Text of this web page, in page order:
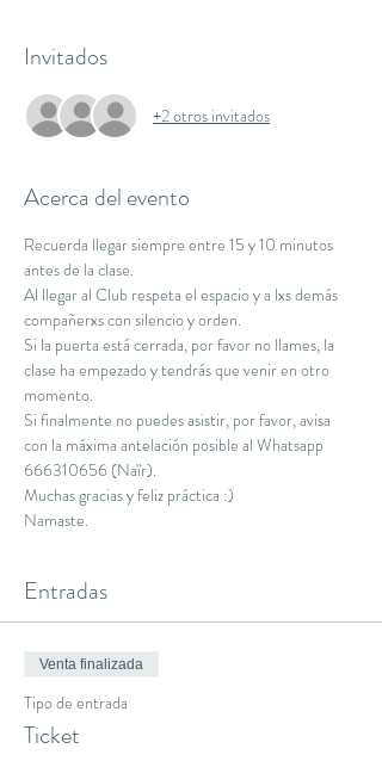
Invitados
+2 otros invitados
Acerca del evento
Recuerda llegar siempre entre 15 y 10 minutos
antes de la clase.
Al llegar al Club respeta el espacio y a lxs demás
compañerxs con silencio y orden.
Si la puerta está cerrada, por favor no llames, la
clase ha empezado y tendrás que venir en otro
momento.
Si finalmente no puedes asistir, por favor, avisa
con la máxima antelación posible al Whatsapp
666310656 (Naïr).
Muchas gracias y feliz práctica :)
Namaste.
Entradas
Venta finalizada
Tipo de entrada
Ticket